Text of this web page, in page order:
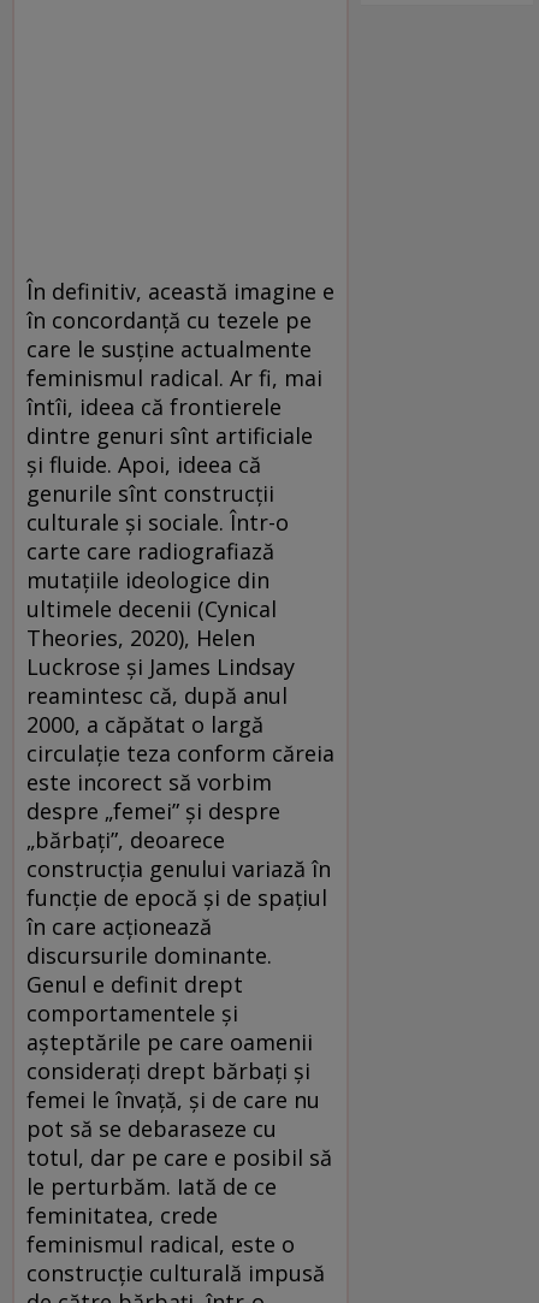
În definitiv, această imagine e
în concordanță cu tezele pe
care le susține actualmente
feminismul radical. Ar fi, mai
întîi, ideea că frontierele
dintre genuri sînt artificiale
și fluide. Apoi, ideea că
genurile sînt construcții
culturale și sociale. Într-o
carte care radiografiază
mutațiile ideologice din
ultimele decenii (Cynical
Theories, 2020), Helen
Luckrose și James Lindsay
reamintesc că, după anul
2000, a căpătat o largă
circulație teza conform căreia
este incorect să vorbim
despre „femei” și despre
„bărbați”, deoarece
construcția genului variază în
funcție de epocă și de spațiul
în care acționează
discursurile dominante.
Genul e definit drept
comportamentele și
așteptările pe care oamenii
considerați drept bărbați și
femei le învață, și de care nu
pot să se debaraseze cu
totul, dar pe care e posibil să
le perturbăm. Iată de ce
feminitatea, crede
feminismul radical, este o
construcție culturală impusă